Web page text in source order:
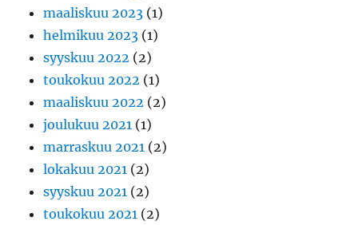
maaliskuu 2023 (1)
helmikuu 2023 (1)
syyskuu 2022 (2)
toukokuu 2022 (1)
maaliskuu 2022 (2)
joulukuu 2021 (1)
marraskuu 2021 (2)
lokakuu 2021 (2)
syyskuu 2021 (2)
toukokuu 2021 (2)